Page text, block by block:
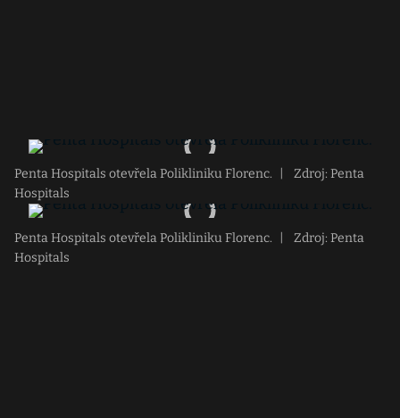
Penta Hospitals otevřela Polikliniku Florenc.
Zdroj: Penta
Hospitals
Penta Hospitals otevřela Polikliniku Florenc.
Zdroj: Penta
Hospitals